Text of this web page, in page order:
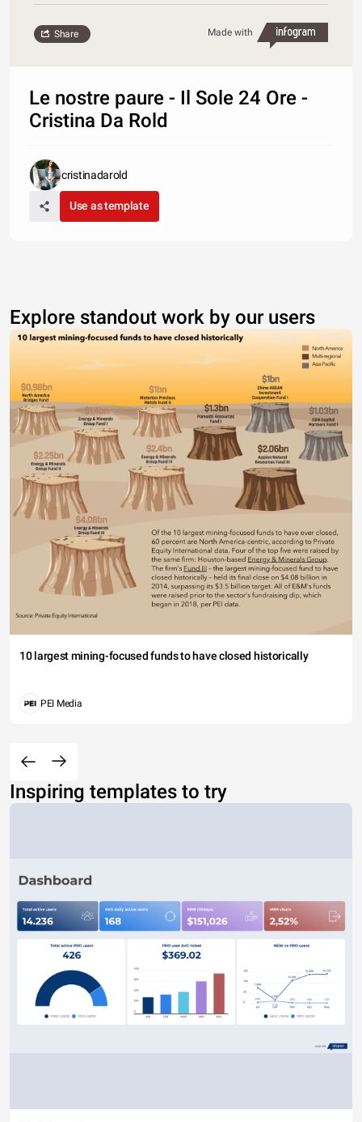
Made with
Share
Le nostre paure - Il Sole 24 Ore -
Cristina Da Rold
cristinadarold
Use as template
Explore standout work by our users
10 largest mining-focused funds to have closed historically
PEI Media
Inspiring templates to try